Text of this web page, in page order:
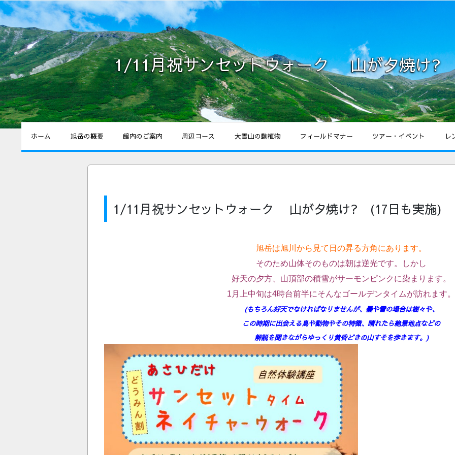
1/11月祝サンセットウォーク 山が夕焼け
ホーム 旭岳の概要 館内のご案内 周辺コース 大雪山の動植物 フィールドマナー ツアー・イベント レ
1/11月祝サンセットウォーク 山が夕焼け? (17日も実施)
旭岳は旭川から見て日の昇る方角にあります。
そのため山体そのものは朝は逆光です。
しかし
好天の夕方、山頂部の積雪がサーモンピンクに染まります。
1月上中旬は4時台前半にそんなゴールデンタイムが訪れます。
(もちろん好天でなければなりませんが、曇や雪の場合は樹々や、
この時期に出会える鳥や動物やその特徴、晴れたら絶景地点などの
解説を聞きながらゆっくり黄昏どきの山すそを歩きます。)